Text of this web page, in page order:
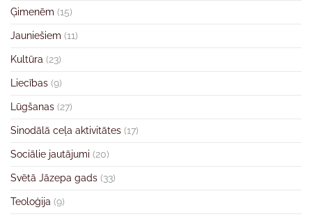
Ģimenēm (15)
Jauniešiem (11)
Kultūra (23)
Liecības (9)
Lūgšanas (27)
Sinodālā ceļa aktivitātes (17)
Sociālie jautājumi (20)
Svētā Jāzepa gads (33)
Teoloģija (9)